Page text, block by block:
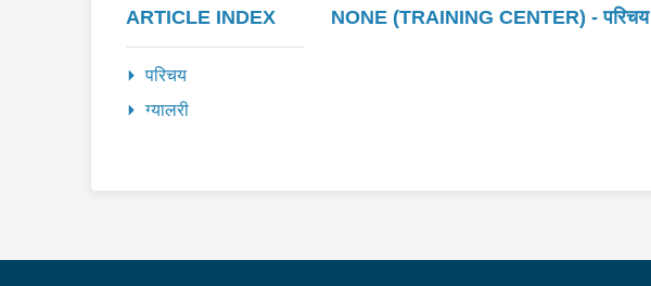
ARTICLE INDEX
परिचय
ग्यालरी
NONE (TRAINING CENTER) - परिचय